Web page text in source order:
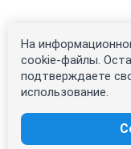
На
cookie-файлы.
подтверждаете
использование.